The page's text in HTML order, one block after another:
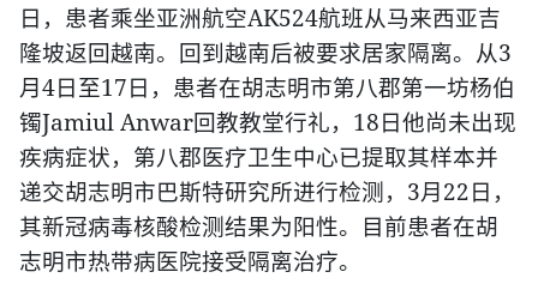
日，患者乘坐亚洲航空AK524航班从马来西亚吉
隆坡返回越南。回到越南后被要求居家隔离。从3
月 4日至17 日，患者在胡志明市第八郡第一坊杨伯
镯Jamiul Anwar回教教堂行礼， 18 日他尚未出现
疾病症状，第八郡医疗卫生中心已提取其样本并
递交胡志明市巴斯特研究所进行检测， 3月 22 日，
其新冠病毒核酸检测结果为阳性。目前患者在胡
志明市热带病医院接受隔离治疗。